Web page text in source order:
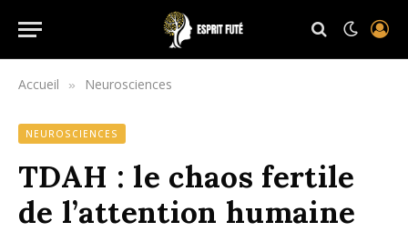
Accueil » Neurosciences
NEUROSCIENCES
TDAH : le chaos fertile
de l’attention humaine